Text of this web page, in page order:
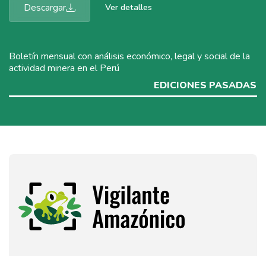
Descargar Ver detalles
Boletín mensual con análisis económico, legal y social de la
actividad minera en el Perú
EDICIONES PASADAS